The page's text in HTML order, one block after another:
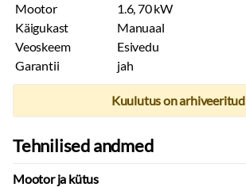
Mootor
1.6, 70 kW
Käigukast
Manuaal
Veoskeem
Esivedu
Garantii
jah
Kuulutus on arhiveeritud
Tehnilised andmed
Mootor ja kütus